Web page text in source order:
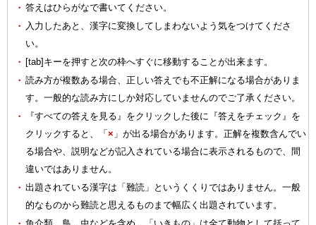
・ 答えはひらがなで書いてください。
・
入力したあと、漢字に変換してしまわないよう気をつけてくださ
い。
・ [tab]キーを押すと次の枠へすぐに移動することが出来ます。
・ 読み方が複数ある場合、正しい答えでも不正解になる場合がありま
す。一般的な読み方にしか対応していませんのでご了承ください。
・
『すべての答えを見る』をクリックした後に『答えをチェック』を
クリックすると、「× 」が出る場合があります。正解を複数含んでい
る場合や、説明などが記入されている場合に表示されるもので、間
違いではありません。
・ 出題されている漢字は「難読」というくくりではありません。一般
的なものから難読と思えるものまで幅広く出題されています。